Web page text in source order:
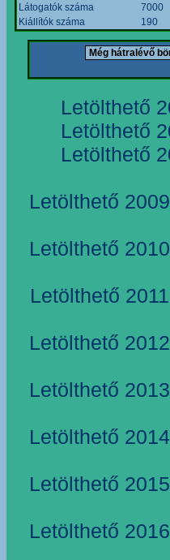
Látogatók száma
7000
Kiállítók száma
190
Letölthető
Letölthető
Letölthető
Letölthető
Letölthető
Letölthető
Letölthető
Letölthető
Letölthető
Letölthető
Letölthető